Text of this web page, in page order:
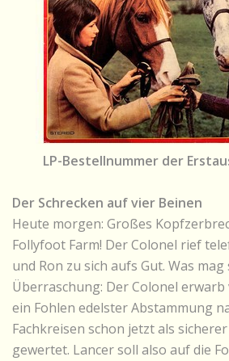
LP-Bestellnummer der
Der Schrecken auf vier Beinen
Heute morgen: Großes
Follyfoot Farm! Der Colonel rief
und Ron zu sich aufs Gut. Was mag
Überraschung: Der Colonel
ein Fohlen edelster Abstammung
Fachkreisen schon jetzt als
gewertet. Lancer soll also auf die